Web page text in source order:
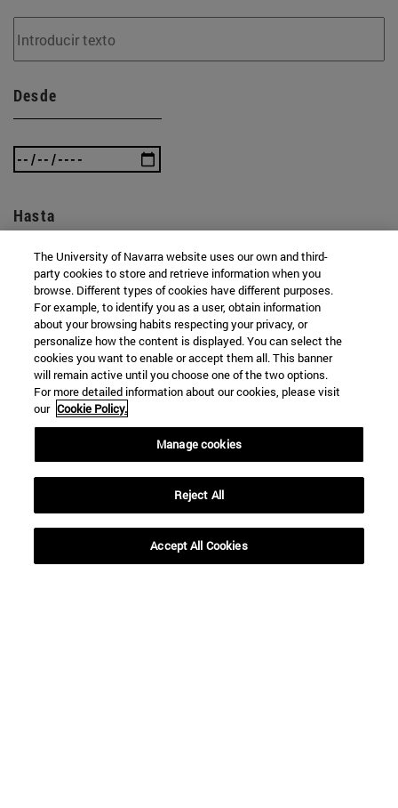
Desde
Hasta
BUSCAR
The University of Navarra website uses our own and third-
party cookies to store and retrieve information when you
browse. Different types of cookies have different purposes.
For example, to identify you as a user, obtain information
about your browsing habits respecting your privacy, or
personalize how the content is displayed. You can select the
cookies you want to enable or accept them all. This banner
will remain active until you choose one of the two options.
For more detailed information about our cookies, please visit
our Cookie Policy.
Manage cookies
Reject All
Accept All Cookies